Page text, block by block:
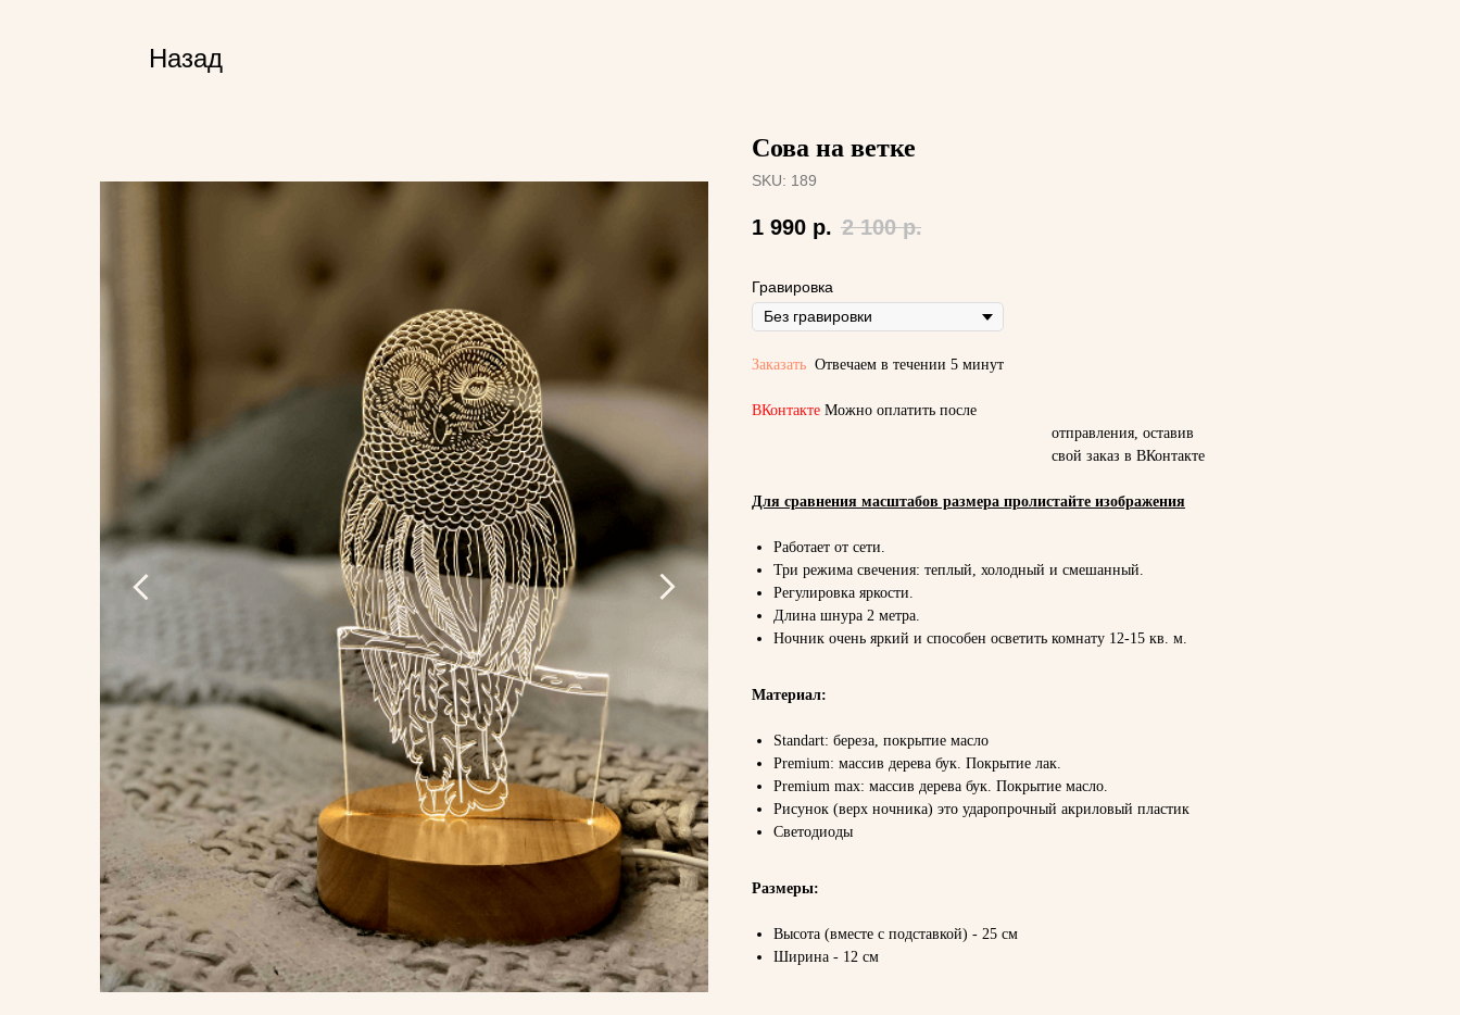
Назад
Сова на ветке
SKU: 189
1 990 р. 2 100 р.
Гравировка
Заказать Отвечаем в течении 5 минут
ВКонтакте Можно оплатить после
отправления, оставив
свой заказ в ВКонтакте
Для сравнения масштабов размера пролистайте изображения
Работает от сети.
Три режима свечения: теплый, холодный и смешанный.
Регулировка яркости.
Длина шнура 2 метра.
Ночник очень яркий и способен осветить комнату 12-15 кв. м.
Материал:
Standart: береза, покрытие масло
Premium: массив дерева бук. Покрытие лак.
Premium max: массив дерева бук. Покрытие масло.
Рисунок (верх ночника) это ударопрочный акриловый пластик
Светодиоды
Размеры:
Высота (вместе с подставкой) - 25 см
Ширина - 12 см